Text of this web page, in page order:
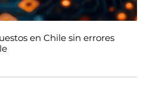
en Chile sin errores